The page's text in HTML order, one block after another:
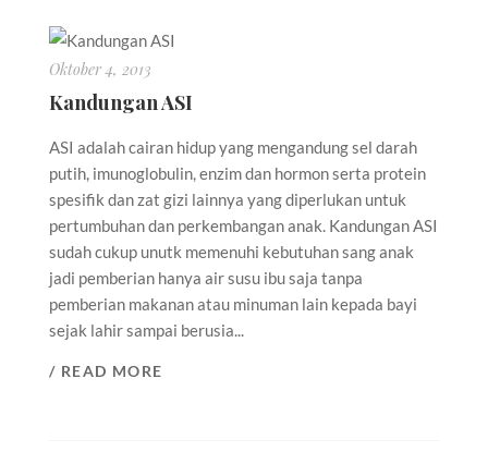
Oktober 4, 2013
Kandungan ASI
ASI adalah cairan hidup yang mengandung sel darah
putih, imunoglobulin, enzim dan hormon serta protein
spesifik dan zat gizi lainnya yang diperlukan untuk
pertumbuhan dan perkembangan anak. Kandungan ASI
sudah cukup unutk memenuhi kebutuhan sang anak
jadi pemberian hanya air susu ibu saja tanpa
pemberian makanan atau minuman lain kepada bayi
sejak lahir sampai berusia...
/ READ MORE